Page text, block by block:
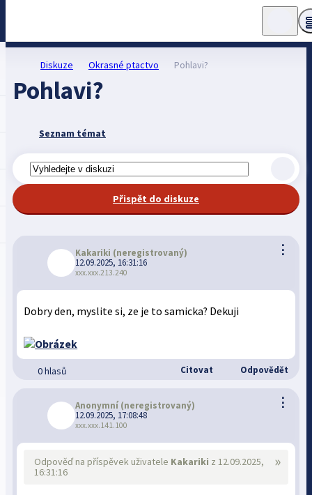
Diskuze Okrasné ptactvo Pohlavi?
Pohlavi?
Seznam témat
Přispět do diskuze
⋮
Kakariki (neregistrovaný)
12.09.2025, 16:31:16
xxx.xxx.213.240
Dobry den, myslite si, ze je to samicka? Dekuji
0 hlasů Citovat Odpovědět
⋮
Anonymní (neregistrovaný)
12.09.2025, 17:08:48
xxx.xxx.141.100
»
Odpověď na příspěvek uživatele Kakariki z 12.09.2025,
16:31:16